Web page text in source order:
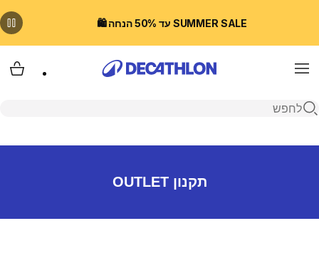
SUMMER SALE עד 50% הנחה 🛍️
Menu
פתיחת חיפוש
תקנון OUTLET